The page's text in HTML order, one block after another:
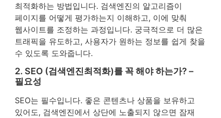
최적화하는 방법입니다. 검색엔진의 알고리즘이
페이지를 어떻게 평가하는지 이해하고, 이에 맞춰
웹사이트를 조정하는 과정입니다. 궁극적으로 더 많은
트래픽을 유도하고, 사용자가 원하는 정보를 쉽게 찾을
수 있도록 도와줍니다.
2. SEO (검색엔진최적화)를 꼭 해야 하는가? –
필요성
SEO는 필수입니다. 좋은 콘텐츠나 상품을 보유하고
있어도, 검색엔진에서 상단에 노출되지 않으면 잠재